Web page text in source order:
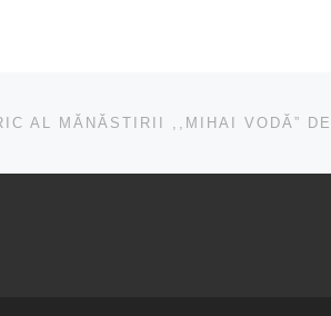
articole
AL MĂNĂSTIRII ,,MIHAI VODĂ”